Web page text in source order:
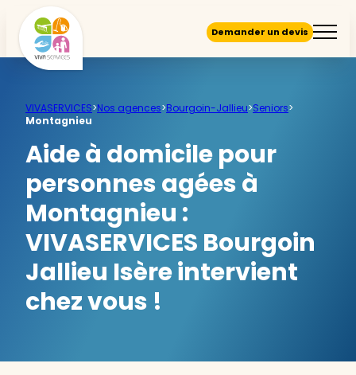
Demander un devis
VIVASERVICES>Nos agences>Bourgoin-Jallieu>Seniors>
Montagnieu
Aide à domicile pour
personnes agées à
Montagnieu :
VIVASERVICES Bourgoin
Jallieu Isère intervient
chez vous !